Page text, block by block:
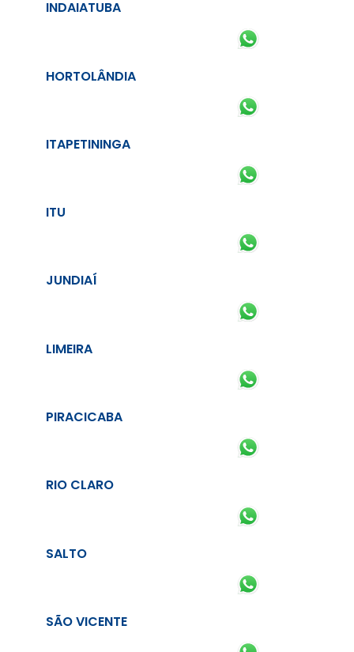
INDAIATUBA
HORTOLÂNDIA
ITAPETININGA
ITU
JUNDIAÍ
LIMEIRA
PIRACICABA
RIO CLARO
SALTO
SÃO VICENTE